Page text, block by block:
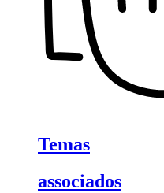
Temas
associados